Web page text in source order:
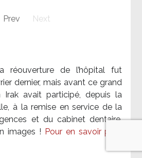
Prev Next
réouverture de l’hôpital fut
dernier, mais avant ce grand
Irak avait participé, depuis la
à la remise en service de la
et du cabinet dentaire.
images ! Pour en savoir plus,